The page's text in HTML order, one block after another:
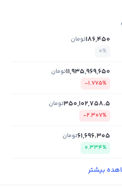
186,450تومان
0%
11,935,969,650تومان
-1.775%
350,102,758.5تومان
-2.307%
61,696.305تومان
0.334%
بیشتر